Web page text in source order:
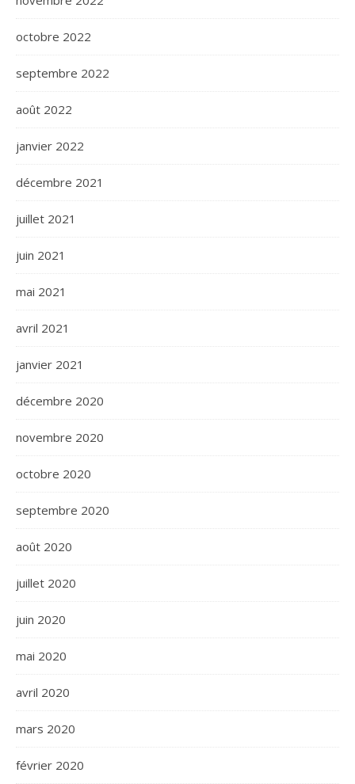
octobre 2022
septembre 2022
août 2022
janvier 2022
décembre 2021
juillet 2021
juin 2021
mai 2021
avril 2021
janvier 2021
décembre 2020
novembre 2020
octobre 2020
septembre 2020
août 2020
juillet 2020
juin 2020
mai 2020
avril 2020
mars 2020
février 2020